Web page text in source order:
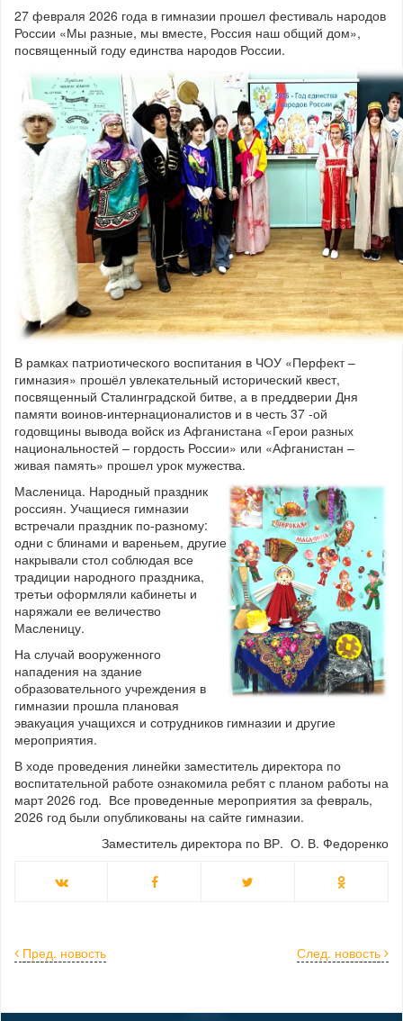
27 февраля 2026 года в гимназии прошел фестиваль народов
России «Мы разные, мы вместе, Россия наш общий дом»,
посвященный году единства народов России.
В рамках патриотического воспитания в ЧОУ «Перфект –
гимназия» прошёл увлекательный исторический квест,
посвященный Сталинградской битве, а в преддверии Дня
памяти воинов-интернационалистов и в честь 37 -ой
годовщины вывода войск из Афганистана «Герои разных
национальностей – гордость России» или «Афганистан –
живая память» прошел урок мужества.
Масленица. Народный праздник
россиян. Учащиеся гимназии
встречали праздник по-разному:
одни с блинами и вареньем, другие
накрывали стол соблюдая все
традиции народного праздника,
третьи оформляли кабинеты и
наряжали ее величество
Масленицу.
На случай вооруженного
нападения на здание
образовательного учреждения в
гимназии прошла плановая
эвакуация учащихся и сотрудников гимназии и другие
мероприятия.
В ходе проведения линейки заместитель директора по
воспитательной работе ознакомила ребят с планом работы на
март 2026 год. Все проведенные мероприятия за февраль,
2026 год были опубликованы на сайте гимназии.
Заместитель директора по ВР. О. В. Федоренко
След. новость
Пред. новость